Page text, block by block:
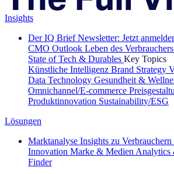
Insights
Der IQ Brief Newsletter: Jetzt
CMO Outlook Leben des Verbrauchers
State of Tech & Durables Key Topics
Künstliche Intelligenz Brand Strategy
Data Technology Gesundheit &
Omnichannel/E-commerce
Produktinnovation Sustainability/ESG
Lösungen
Marktanalyse Insights zu
Innovation Marke & Medien Analytics
Finder